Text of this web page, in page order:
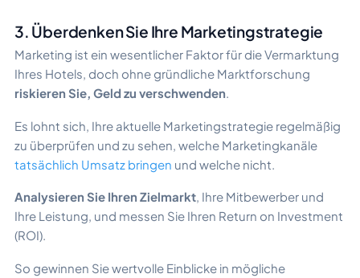
3. Überdenken Sie Ihre Marketingstrategie
Marketing ist ein wesentlicher Faktor für die Vermarktung
Ihres Hotels, doch ohne gründliche Marktforschung
riskieren Sie, Geld zu verschwenden.
Es lohnt sich, Ihre aktuelle Marketingstrategie regelmäßig
zu überprüfen und zu sehen, welche Marketingkanäle
tatsächlich Umsatz bringen und welche nicht.
Analysieren Sie Ihren Zielmarkt, Ihre Mitbewerber und
Ihre Leistung, und messen Sie Ihren Return on Investment
(ROI).
So gewinnen Sie wertvolle Einblicke in mögliche